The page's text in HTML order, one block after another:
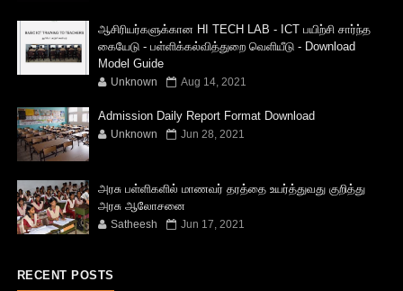
ஆசிரியர்களுக்கான HI TECH LAB - ICT பயிற்சி சார்ந்த
கையேடு - பள்ளிக்கல்வித்துறை வெளியீடு - Download
Model Guide
Unknown Aug 14, 2021
Admission Daily Report Format Download
Unknown Jun 28, 2021
அரசு பள்ளிகளில் மாணவர் தரத்தை உயர்த்துவது குறித்து
அரசு ஆலோசனை
Satheesh Jun 17, 2021
RECENT POSTS